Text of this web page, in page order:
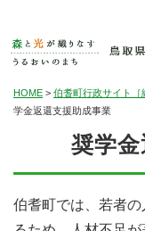
HOME > 伯耆町行政サイト［
学金返還支援助成事業
奨学
伯耆町では、若者